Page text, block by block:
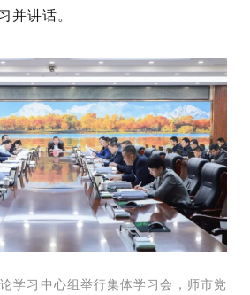
并讲话。
学习中心组举行集体学习会，师市党